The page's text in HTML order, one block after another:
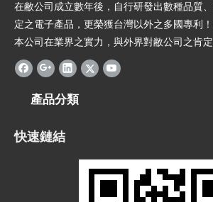
在敝公司成立數年後，自行研發出數種品質
定之電子產品，更榮獲台灣以外之多國專利
本公司在業界之實力，與外界對敝公司之肯定
產品分類
快速鏈結